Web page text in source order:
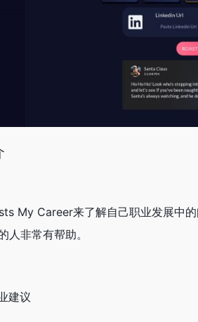
My Career来了解自己职业发展中
人非常有帮助。
建议